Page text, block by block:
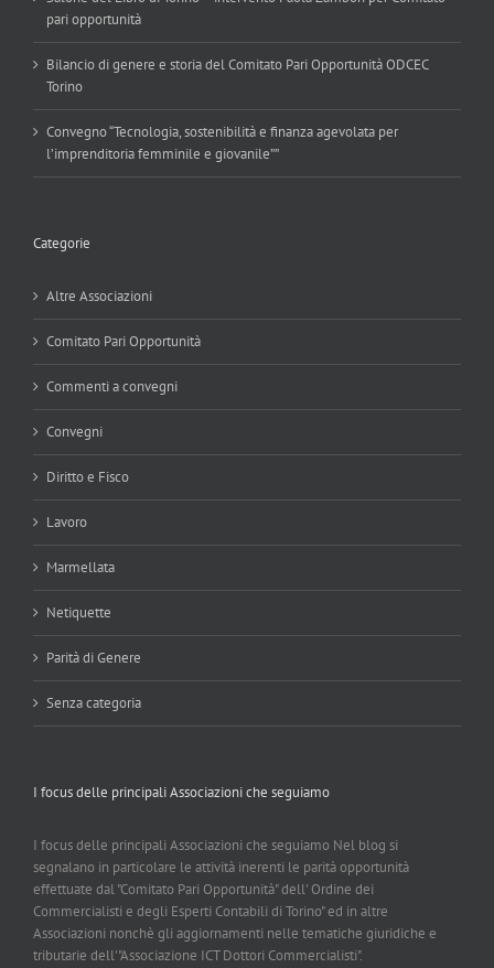
pari opportunità
Bilancio di genere e storia del Comitato Pari Opportunità ODCEC
Torino
Convegno “Tecnologia, sostenibilità e finanza agevolata per
l’imprenditoria femminile e giovanile””
Categorie
Altre Associazioni
Comitato Pari Opportunità
Commenti a convegni
Convegni
Diritto e Fisco
Lavoro
Marmellata
Netiquette
Parità di Genere
Senza categoria
I focus delle principali Associazioni che seguiamo
I focus delle principali Associazioni che seguiamo Nel blog si
segnalano in particolare le attività inerenti le parità opportunità
effettuate dal "Comitato Pari Opportunità" dell' Ordine dei
Commercialisti e degli Esperti Contabili di Torino" ed in altre
Associazioni nonchè gli aggiornamenti nelle tematiche giuridiche e
tributarie dell'"Associazione ICT Dottori Commercialisti".